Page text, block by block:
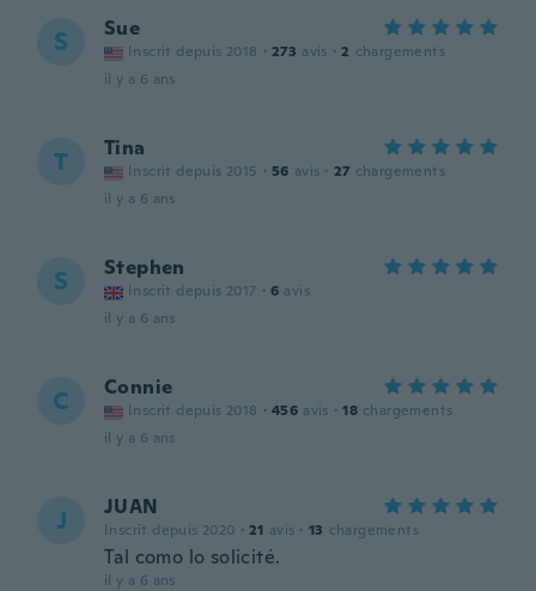
S Sue
Inscrit depuis 2018 · 273 avis · 2 chargements
il y a 6 ans
T Tina
Inscrit depuis 2015 · 56 avis · 27 chargements
il y a 6 ans
S Stephen
Inscrit depuis 2017 · 6 avis
il y a 6 ans
C Connie
Inscrit depuis 2018 · 456 avis · 18 chargements
il y a 6 ans
J JUAN
Inscrit depuis 2020 · 21 avis · 13 chargements
Tal como lo solicité.
il y a 6 ans